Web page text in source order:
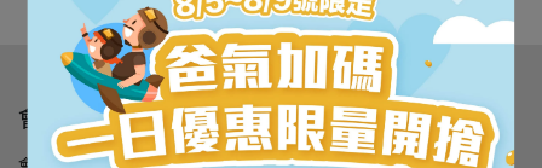
會員專區